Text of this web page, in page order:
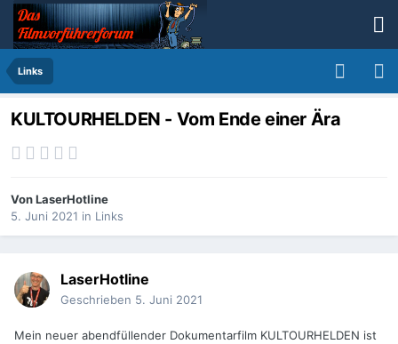
Links
KULTOURHELDEN - Vom Ende einer Ära
VonLaserHotline
5. Juni 2021 in Links
LaserHotline
Geschrieben 5. Juni 2021
Mein neuer abendfüllender Dokumentarfilm KULTOURHELDEN ist